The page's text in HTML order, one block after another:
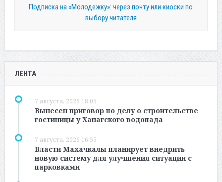
Подписка на «Молодежку»: через почту или киоски по
выбору читателя
ЛЕНТА
7 августа, 2026 18:05
Вынесен приговор по делу о строительстве
гостиницы у Ханагского водопада
7 августа, 2026 16:55
Власти Махачкалы планирует внедрить
новую систему для улучшения ситуации с
парковками